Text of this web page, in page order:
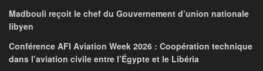
Madbouli reçoit le chef du Gouvernement d’union nationale
libyen
Conférence AFI Aviation Week 2026 : Coopération technique
dans l’aviation civile entre l’Égypte et le Libéria